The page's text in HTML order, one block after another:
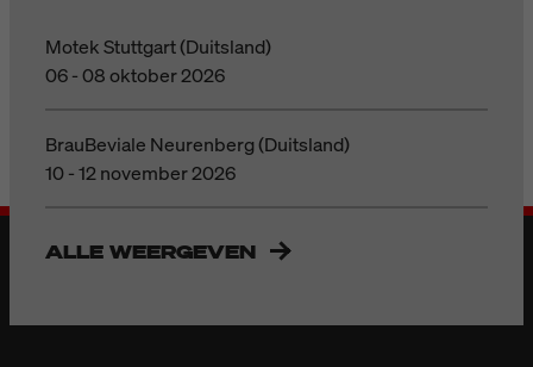
Motek Stuttgart (Duitsland)
06 - 08 oktober 2026
BrauBeviale Neurenberg (Duitsland)
10 - 12 november 2026
ALLE WEERGEVEN